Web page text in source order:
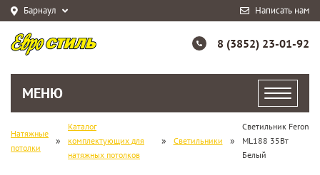
Барнаул Написать нам
8 (3852) 23-01-92
МЕНЮ
Натяжные
потолки
»
Каталог
комплектующих для
натяжных потолков
» Светильники »
Светильник Feron
ML188 35Вт
Белый